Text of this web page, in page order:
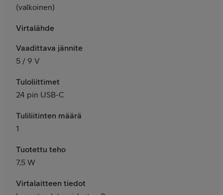
(valkoinen)
Virtalähde
Vaadittava jännite
5 / 9 V
Tuloliittimet
24 pin USB-C
Tuliliitinten määrä
1
Tuotettu teho
7,5 W
Virtalaitteen tiedot